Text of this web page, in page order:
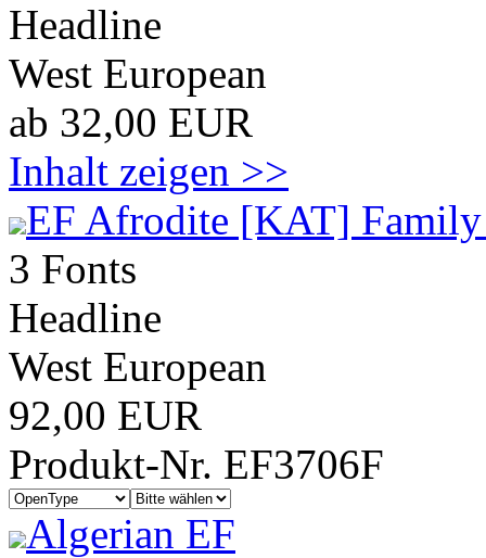
Headline
West European
ab 32,00 EUR
Inhalt zeigen >>
EF Afrodite [KAT] Family
3 Fonts
Headline
West European
92,00 EUR
Produkt-Nr. EF3706F
Algerian EF